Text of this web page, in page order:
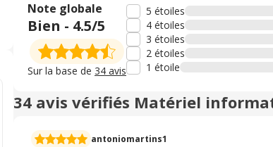
Note globale
Bien - 4.5/5
Sur la base de 34 avis
5 étoiles
4 étoiles
3 étoiles
2 étoiles
1 étoile
34 avis vérifiés Matériel
antoniomartins1